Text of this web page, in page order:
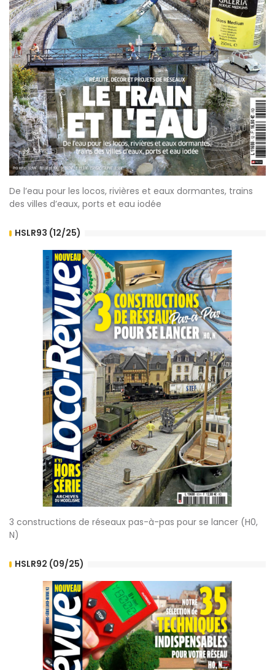
De l’eau pour les locos, rivières et eaux dormantes, trains
des villes d’eaux, ports et eau iodée
HSLR93 (12/25)
3 constructions de réseaux pas-à-pas pour se lancer (H0,
N)
HSLR92 (09/25)